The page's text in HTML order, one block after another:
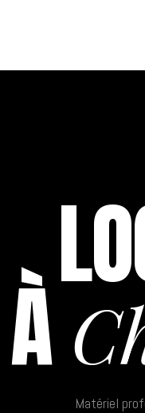
À
Matériel